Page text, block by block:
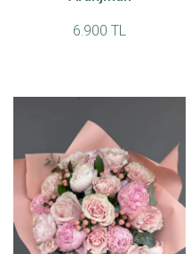
6.900 TL